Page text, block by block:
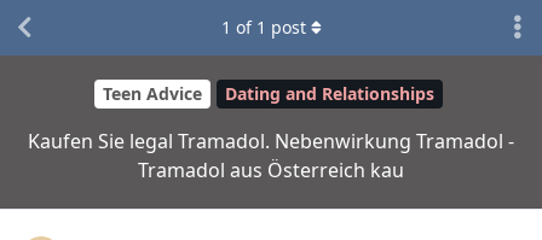
Teen Advice Dating and Relationships
Kaufen Sie legal Tramadol. Nebenwirkung Tramadol -
Tramadol aus Österreich kau
1 of 1 post